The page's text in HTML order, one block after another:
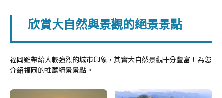
欣賞大自然與景觀的絕景景點
福岡雖帶給人較強烈的城市印象，其實大自然景觀十分豐富！為您
介紹福岡的推薦絕景景點。